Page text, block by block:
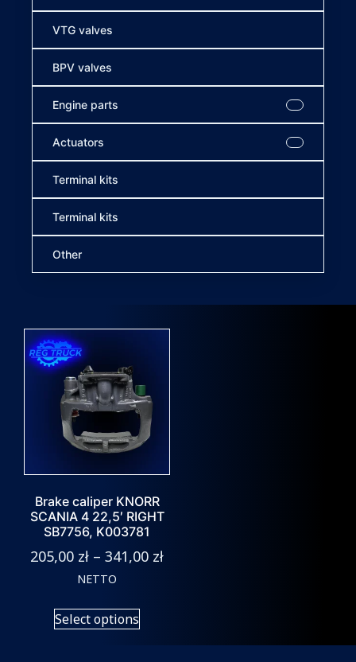
VTG valves
BPV valves
Engine parts
Actuators
Terminal kits
Terminal kits
Other
Brake caliper KNORR
SCANIA 4 22,5′ RIGHT
SB7756, K003781
205,00 zł – 341,00 zł
NETTO
Select options